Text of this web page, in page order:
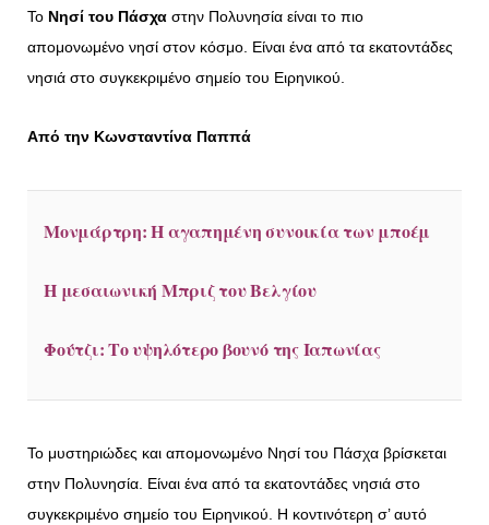
Το Νησί του Πάσχα στην Πολυνησία είναι το πιο
απομονωμένο νησί στον κόσμο. Είναι ένα από τα εκατοντάδες
νησιά στο συγκεκριμένο σημείο του Ειρηνικού.
Από την Κωνσταντίνα Παππά
Μονμάρτρη: Η αγαπημένη συνοικία των μποέμ
Η μεσαιωνική Μπριζ του Βελγίου
Φούτζι: Το υψηλότερο βουνό της Ιαπωνίας
Το μυστηριώδες και απομονωμένο Νησί του Πάσχα βρίσκεται
στην Πολυνησία. Είναι ένα από τα εκατοντάδες νησιά στο
συγκεκριμένο σημείο του Ειρηνικού. Η κοντινότερη σ’ αυτό